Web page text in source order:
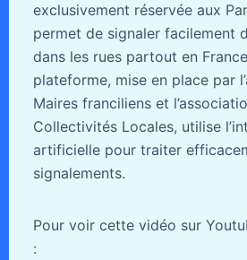
exclusivement réservée aux
permet de signaler facilement
dans les rues partout en
plateforme, mise en place par
Maires franciliens et
Collectivités Locales, utilise
artificielle pour traiter
signalements.
Pour voir cette vidéo sur
: